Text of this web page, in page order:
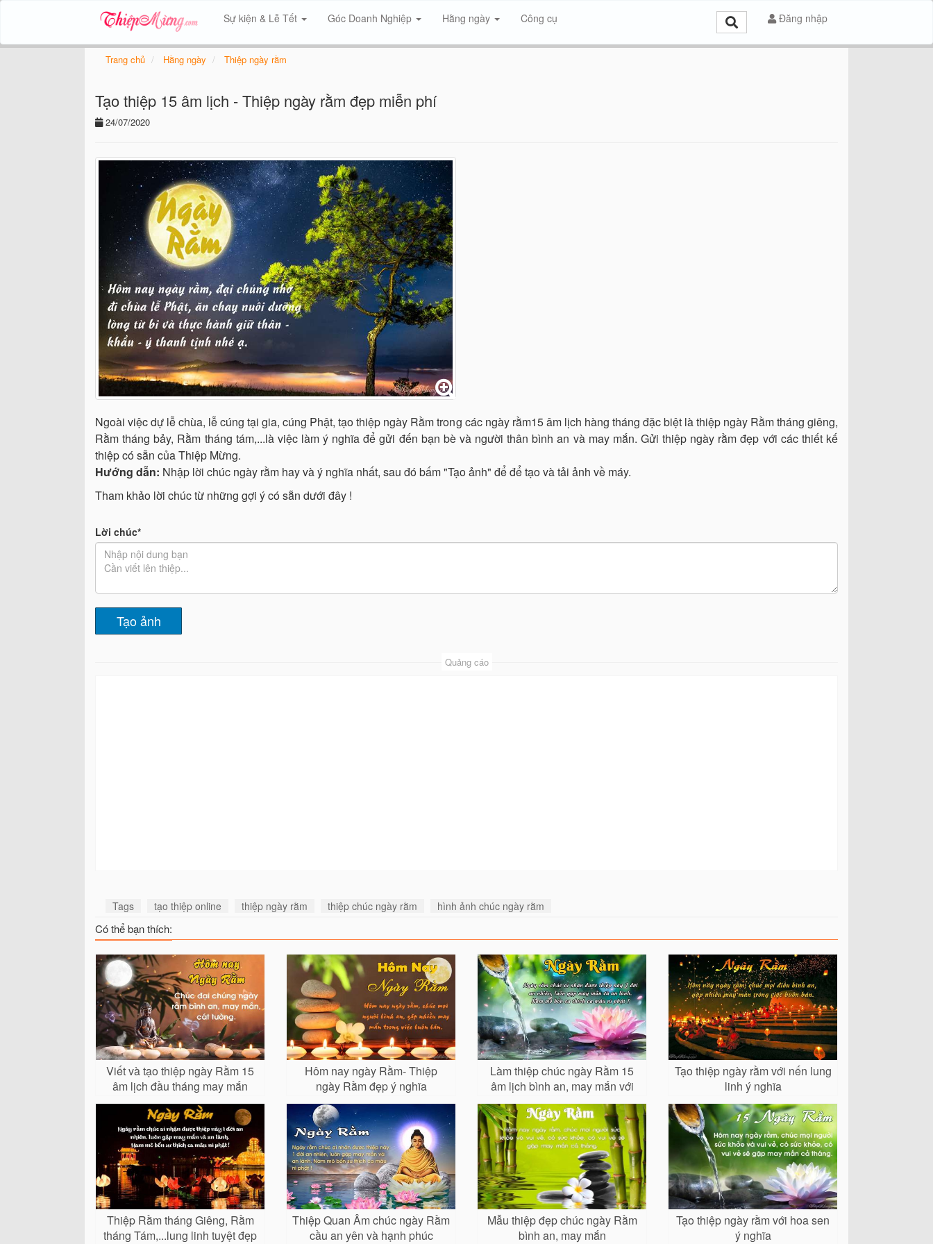
Sự kiện & Lễ Tết Góc Doanh Nghiệp Hằng ngày Công cụ Đăng nhập
Trang chủ Hằng ngày Thiệp ngày rằm
Tạo thiệp 15 âm lịch - Thiệp ngày rằm đẹp miễn phí
24/07/2020
Ngoài việc dự lễ chùa, lễ cúng tại gia, cúng Phật, tạo thiệp ngày Rằm trong các ngày rằm15 âm lịch hàng tháng đặc biệt là thiệp ngày Rằm tháng giêng,
Rằm tháng bảy, Rằm tháng tám,...là việc làm ý nghĩa để gửi đến bạn bè và người thân bình an và may mắn. Gửi thiệp ngày rằm đẹp với các thiết kế
thiệp có sẵn của Thiệp Mừng.
Hướng dẫn: Nhập lời chúc ngày rằm hay và ý nghĩa nhất, sau đó bấm "Tạo ảnh" để để tạo và tải ảnh về máy.
Tham khảo lời chúc từ những gợi ý có sẵn dưới đây !
Lời chúc*
Quảng cáo
Tags tạo thiệp online thiệp ngày rằm thiệp chúc ngày rằm hình ảnh chúc ngày rằm
Có thể bạn thích:
Viết và tạo thiệp ngày Rằm 15
âm lịch đầu tháng may mắn
Hôm nay ngày Rằm- Thiệp
ngày Rằm đẹp ý nghĩa
Làm thiệp chúc ngày Rằm 15
âm lịch bình an, may mắn với
hoa sen
Tạo thiệp ngày rằm với nến lung
linh ý nghĩa
Thiệp Rằm tháng Giêng, Rằm
tháng Tám,...lung linh tuyệt đẹp
Thiệp Quan Âm chúc ngày Rằm
cầu an yên và hạnh phúc
Mẫu thiệp đẹp chúc ngày Rằm
bình an, may mắn
Tạo thiệp ngày rằm với hoa sen
ý nghĩa